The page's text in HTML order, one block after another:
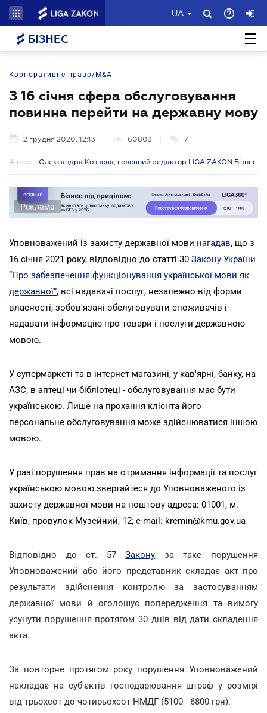
UA
БІЗНЕС
Корпоративне право/M&A
З 16 січня сфера обслуговування
повинна перейти на державну мову
2 грудня 2020, 12:13 60803 7
Автор: Олександра Кознова, головний редактор LIGA ZAKON Бізнес
Реклама
Уповноважений із захисту державної мови нагадав, що з
16 січня 2021 року, відповідно до статті 30 Закону України
“Про забезпечення функціонування української мови як
державної”, всі надавачі послуг, незалежно від форми
власності, зобов'язані обслуговувати споживачів і
надавати інформацію про товари і послуги державною
мовою.
У супермаркеті та в інтернет-магазині, у кав'ярні, банку, на
АЗС, в аптеці чи бібліотеці - обслуговування має бути
українською. Лише на прохання клієнта його
персональне обслуговування може здійснюватися іншою
мовою.
У разі порушення прав на отримання інформації та послуг
українською мовою звертайтеся до Уповноваженого із
захисту державної мови на поштову адреса: 01001, м.
Київ, провулок Музейний, 12; e-mail: kremin@kmu.gov.ua
Відповідно до ст. 57Закону за таке порушення
Уповноважений або його представник складає акт про
результати здійснення контролю за застосуванням
державної мови й оголошує попередження та вимогу
усунути порушення протягом 30 днів від дати складення
акта.
За повторне протягом року порушення Уповноважений
накладає на суб'єктів господарювання штраф у розмірі
від трьохсот до чотирьохсот НМДГ (5100 - 6800 грн).